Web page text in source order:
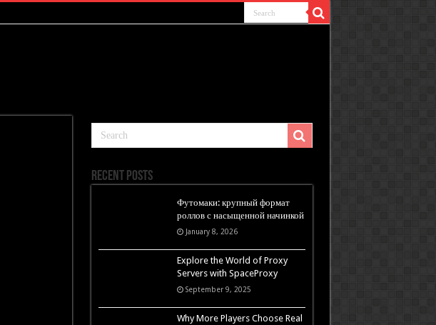
Recent Posts
Футомаки: крупный формат
роллов с насыщенной начинкой
January 8, 2026
Explore the World of Proxy
Servers with SpaceProxy
September 9, 2025
Why More Players Choose Real